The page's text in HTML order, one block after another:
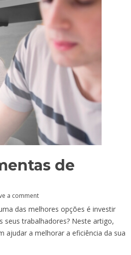
de
a comment
das melhores opções é investir
trabalhadores? Neste artigo,
ajudar a melhorar a eficiência da sua